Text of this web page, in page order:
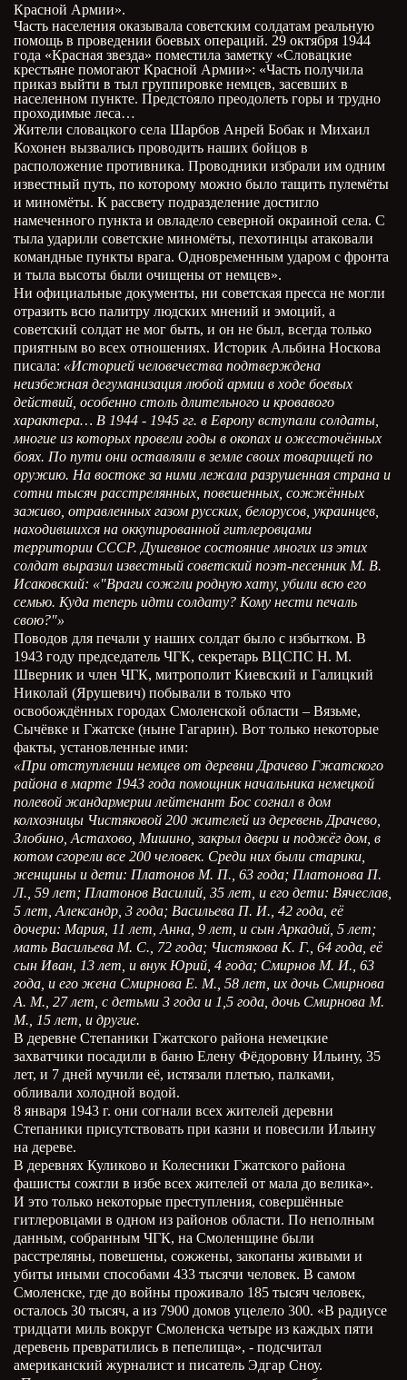
Красной Армии».
Часть населения оказывала советским солдатам реальную
помощь в проведении боевых операций. 29 октября 1944
года «Красная звезда» поместила заметку «Словацкие
крестьяне помогают Красной Армии»: «Часть получила
приказ выйти в тыл группировке немцев, засевших в
населенном пункте. Предстояло преодолеть горы и трудно
проходимые леса…
Жители словацкого села Шарбов Анрей Бобак и Михаил
Кохонен вызвались проводить наших бойцов в
расположение противника. Проводники избрали им одним
известный путь, по которому можно было тащить пулемёты
и миномёты. К рассвету подразделение достигло
намеченного пункта и овладело северной окраиной села. С
тыла ударили советские миномёты, пехотинцы атаковали
командные пункты врага. Одновременным ударом с фронта
и тыла высоты были очищены от немцев».
Ни официальные документы, ни советская пресса не могли
отразить всю палитру людских мнений и эмоций, а
советский солдат не мог быть, и он не был, всегда только
приятным во всех отношениях. Историк Альбина Носкова
писала: «Историей человечества подтверждена
неизбежная дегуманизация любой армии в ходе боевых
действий, особенно столь длительного и кровавого
характера… В 1944 - 1945 гг. в Европу вступали солдаты,
многие из которых провели годы в окопах и ожесточённых
боях. По пути они оставляли в земле своих товарищей по
оружию. На востоке за ними лежала разрушенная страна и
сотни тысяч расстрелянных, повешенных, сожжённых
заживо, отравленных газом русских, белорусов, украинцев,
находившихся на оккупированной гитлеровцами
территории СССР. Душевное состояние многих из этих
солдат выразил известный советский поэт-песенник М. В.
Исаковский: «"Враги сожгли родную хату, убили всю его
семью. Куда теперь идти солдату? Кому нести печаль
свою?"»
Поводов для печали у наших солдат было с избытком. В
1943 году председатель ЧГК, секретарь ВЦСПС Н. М.
Шверник и член ЧГК, митрополит Киевский и Галицкий
Николай (Ярушевич) побывали в только что
освобождённых городах Смоленской области – Вязьме,
Сычёвке и Гжатске (ныне Гагарин). Вот только некоторые
факты, установленные ими:
«При отступлении немцев от деревни Драчево Гжатского
района в марте 1943 года помощник начальника немецкой
полевой жандармерии лейтенант Бос согнал в дом
колхозницы Чистяковой 200 жителей из деревень Драчево,
Злобино, Астахово, Мишино, закрыл двери и поджёг дом, в
котом сгорели все 200 человек. Среди них были старики,
женщины и дети: Платонов М. П., 63 года; Платонова П.
Л., 59 лет; Платонов Василий, 35 лет, и его дети: Вячеслав,
5 лет, Александр, 3 года; Васильева П. И., 42 года, её
дочери: Мария, 11 лет, Анна, 9 лет, и сын Аркадий, 5 лет;
мать Васильева М. С., 72 года; Чистякова К. Г., 64 года, её
сын Иван, 13 лет, и внук Юрий, 4 года; Смирнов М. И., 63
года, и его жена Смирнова Е. М., 58 лет, их дочь Смирнова
А. М., 27 лет, с детьми 3 года и 1,5 года, дочь Смирнова М.
М., 15 лет, и другие.
В деревне Степаники Гжатского района немецкие
захватчики посадили в баню Елену Фёдоровну Ильину, 35
лет, и 7 дней мучили её, истязали плетью, палками,
обливали холодной водой.
8 января 1943 г. они согнали всех жителей деревни
Степаники присутствовать при казни и повесили Ильину
на дереве.
В деревнях Куликово и Колесники Гжатского района
фашисты сожгли в избе всех жителей от мала до велика».
И это только некоторые преступления, совершённые
гитлеровцами в одном из районов области. По неполным
данным, собранным ЧГК, на Смоленщине были
расстреляны, повешены, сожжены, закопаны живыми и
убиты иными способами 433 тысячи человек. В самом
Смоленске, где до войны проживало 185 тысяч человек,
осталось 30 тысяч, а из 7900 домов уцелело 300. «В радиусе
тридцати миль вокруг Смоленска четыре из каждых пяти
деревень превратились в пепелища», - подсчитал
американский журналист и писатель Эдгар Сноу.